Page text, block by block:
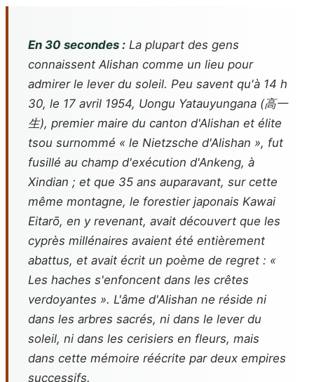
En 30 secondes : La plupart des gens
connaissent Alishan comme un lieu pour
admirer le lever du soleil. Peu savent qu'à 14 h
30, le 17 avril 1954, Uongu Yatauyungana (高一
生), premier maire du canton d'Alishan et élite
tsou surnommé « le Nietzsche d'Alishan », fut
fusillé au champ d'exécution d'Ankeng, à
Xindian ; et que 35 ans auparavant, sur cette
même montagne, le forestier japonais Kawai
Eitarō, en y revenant, avait découvert que les
cyprès millénaires avaient été entièrement
abattus, et avait écrit un poème de regret : «
Les haches s'enfoncent dans les crêtes
verdoyantes ». L'âme d'Alishan ne réside ni
dans les arbres sacrés, ni dans le lever du
soleil, ni dans les cerisiers en fleurs, mais
dans cette mémoire réécrite par deux empires
successifs.